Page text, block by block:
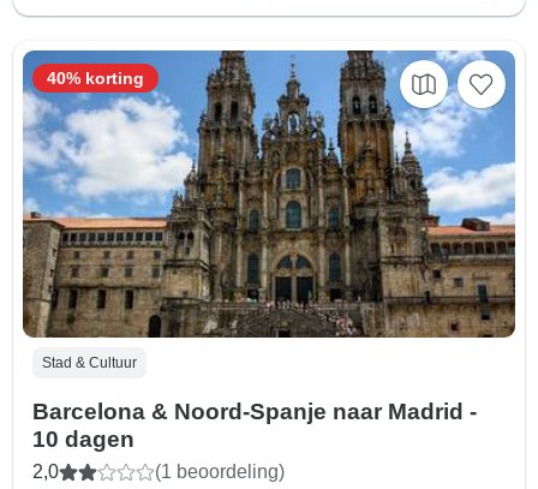
Stad & Cultuur
Barcelona & Noord-Spanje naar Madrid -
10 dagen
2,0 (1 beoordeling)
40% korting